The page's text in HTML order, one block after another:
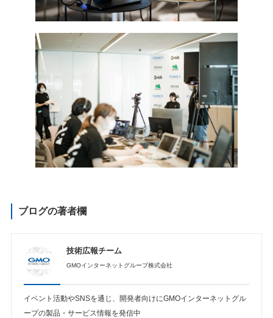
ブログの著者欄
技術広報チーム
GMOインターネットグループ株式会社
イベント活動やSNSを通じ、開発者向けにGMOインターネットグル
ープの製品・サービス情報を発信中